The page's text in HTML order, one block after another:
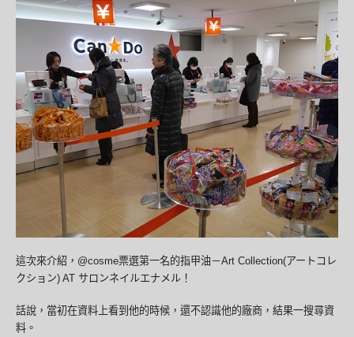
這次來介紹，@cosme票選第一名的指甲油－Art Collection(アートコレ
クション) AT サロンネイルエナメル！
話說，當初在資料上看到他的時候，還不認識他的廠商，結果一搜尋資
料。